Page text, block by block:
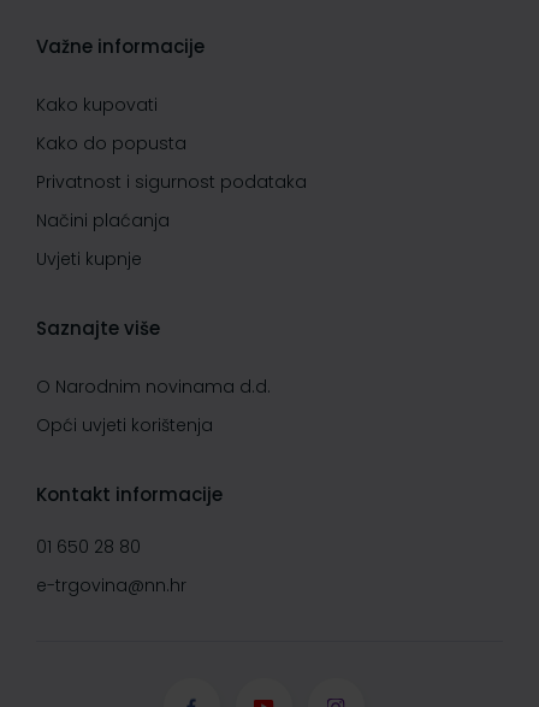
Važne informacije
Kako kupovati
Kako do popusta
Privatnost i sigurnost podataka
Načini plaćanja
Uvjeti kupnje
Saznajte više
O Narodnim novinama d.d.
Opći uvjeti korištenja
Kontakt informacije
01 650 28 80
e-trgovina@nn.hr